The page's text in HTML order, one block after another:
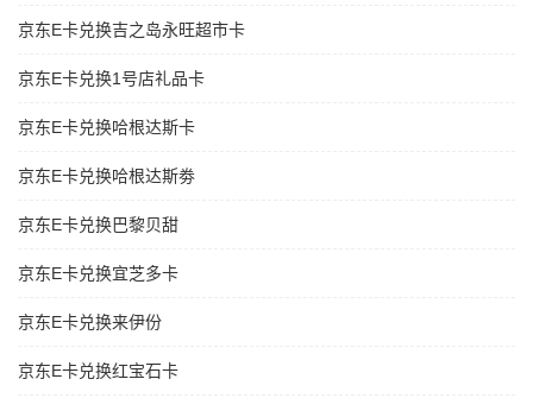
京东E卡兑换吉之岛永旺超市卡
京东E卡兑换1号店礼品卡
京东E卡兑换哈根达斯卡
京东E卡兑换哈根达斯劵
京东E卡兑换巴黎贝甜
京东E卡兑换宜芝多卡
京东E卡兑换来伊份
京东E卡兑换红宝石卡